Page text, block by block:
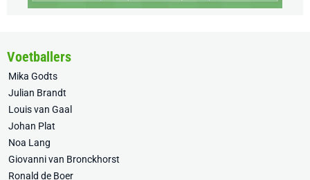
Voetballers
Mika Godts
Julian Brandt
Louis van Gaal
Johan Plat
Noa Lang
Giovanni van Bronckhorst
Ronald de Boer